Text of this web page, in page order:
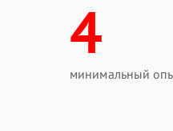
4
минимальный